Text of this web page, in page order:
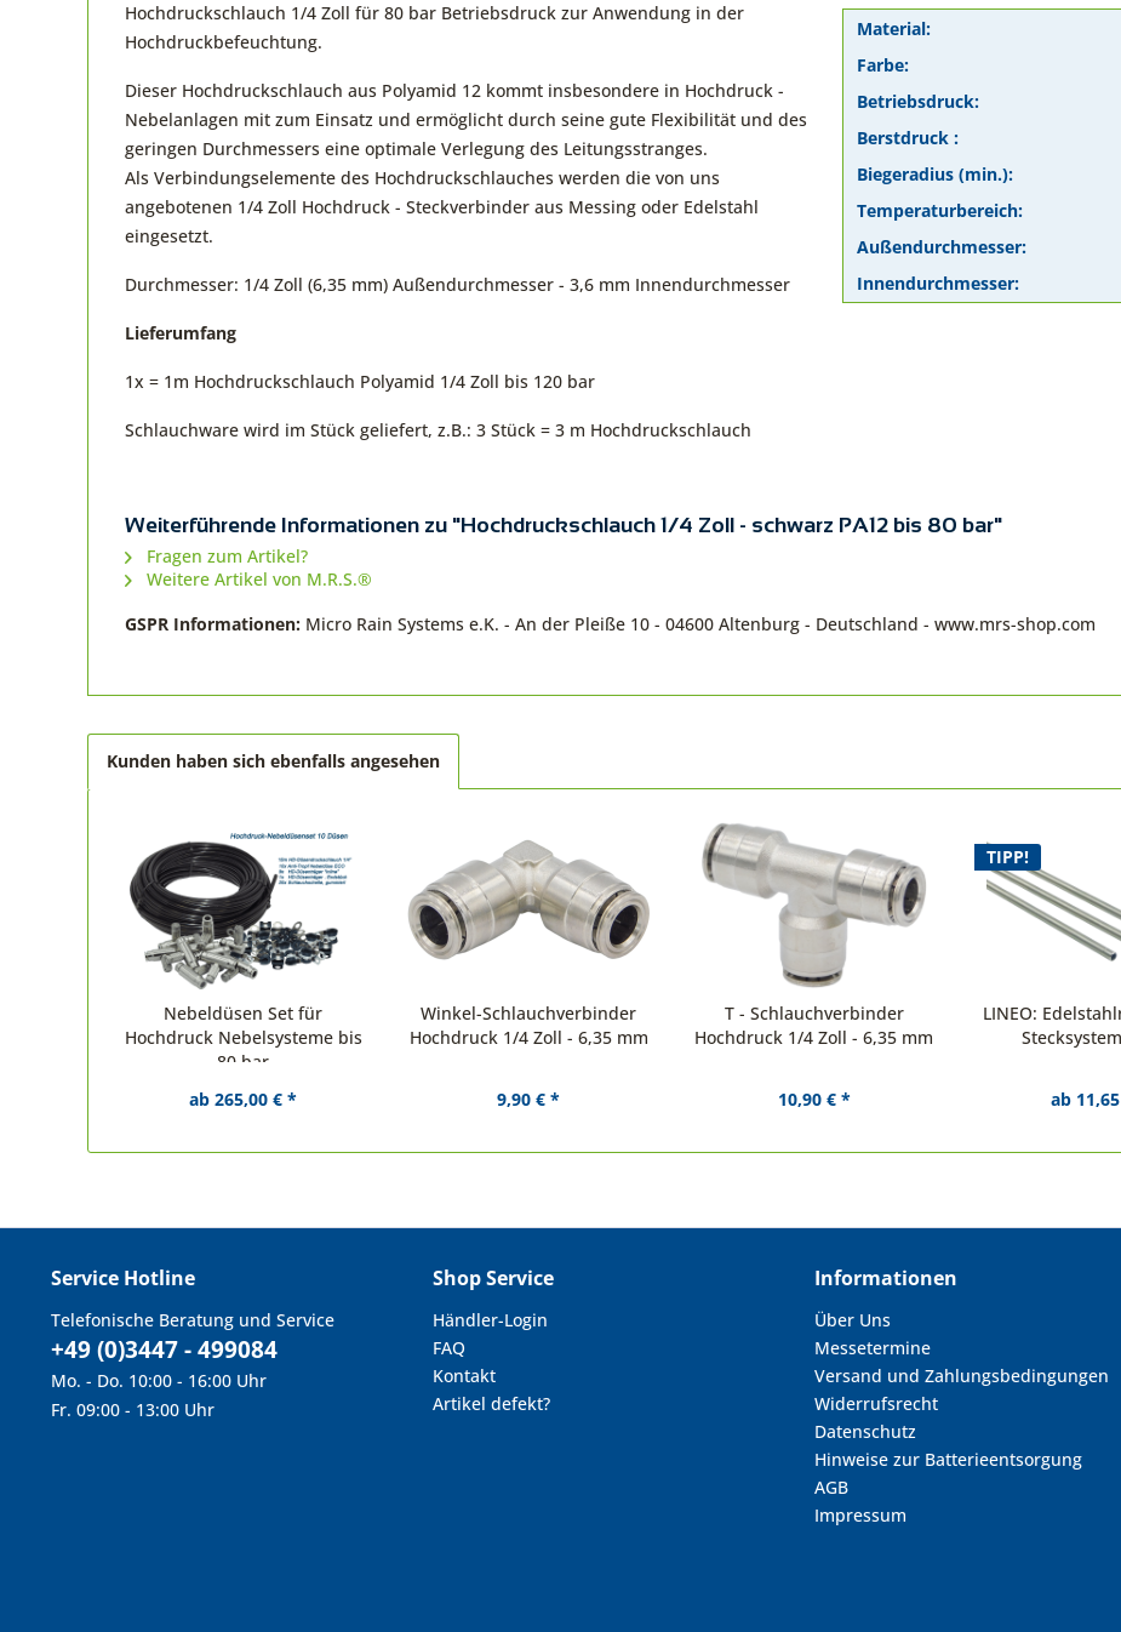
Material:
Farbe:
Betriebsdruck:
Berstdruck :
Biegeradius (min.):
Temperaturbereich:
Außendurchmesser:
Innendurchmesser:
Hochdruckschlauch 1/4 Zoll für 80 bar Betriebsdruck zur Anwendung in der
Hochdruckbefeuchtung.
Dieser Hochdruckschlauch aus Polyamid 12 kommt insbesondere in Hochdruck -
Nebelanlagen mit zum Einsatz und ermöglicht durch seine gute Flexibilität und des
geringen Durchmessers eine optimale Verlegung des Leitungsstranges.
Als Verbindungselemente des Hochdruckschlauches werden die von uns
angebotenen 1/4 Zoll Hochdruck - Steckverbinder aus Messing oder Edelstahl
eingesetzt.
Durchmesser: 1/4 Zoll (6,35 mm) Außendurchmesser - 3,6 mm Innendurchmesser
Lieferumfang
1x = 1m Hochdruckschlauch Polyamid 1/4 Zoll bis 120 bar
Schlauchware wird im Stück geliefert, z.B.: 3 Stück = 3 m Hochdruckschlauch
Weiterführende Informationen zu "Hochdruckschlauch 1/4 Zoll - schwarz PA12 bis 80 bar"
Fragen zum Artikel?
Weitere Artikel von M.R.S.®
GSPR Informationen: Micro Rain Systems e.K. - An der Pleiße 10 - 04600 Altenburg - Deutschland - www.mrs-shop.com
Kunden haben sich ebenfalls angesehen
Nebeldüsen Set für
Hochdruck Nebelsysteme bis
80 bar
ab 265,00 € *
Winkel-Schlauchverbinder
Hochdruck 1/4 Zoll - 6,35 mm
9,90 € *
T - Schlauchverbinder
Hochdruck 1/4 Zoll - 6,35 mm
10,90 € *
TIPP!
LINEO:
ab
Service Hotline
Telefonische Beratung und Service
+49 (0)3447 - 499084
Mo. - Do. 10:00 - 16:00 Uhr
Fr. 09:00 - 13:00 Uhr
Shop Service
Händler-Login
FAQ
Kontakt
Artikel defekt?
Informationen
Über Uns
Messetermine
Versand und Zahlungsbedingungen
Widerrufsrecht
Datenschutz
Hinweise zur Batterieentsorgung
AGB
Impressum